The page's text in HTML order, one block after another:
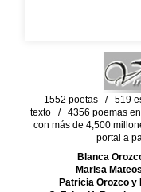
1552 poetas / 519
texto / 4356 poemas
con más de 4,500
portal a
Blanca
Marisa Mateos
Patricia Orozco y